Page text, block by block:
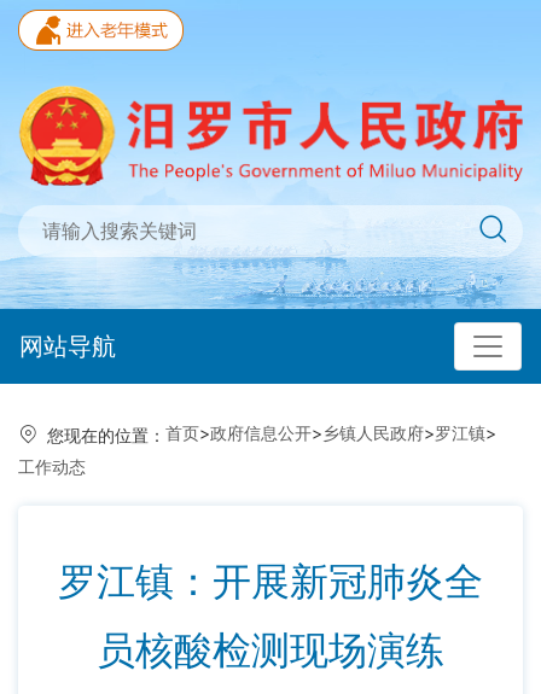
网站导航
您现在的位置： 首页>政府信息公开>乡镇人民政府>罗江镇>
工作动态
罗江镇：开展新冠肺炎全
员核酸检测现场演练